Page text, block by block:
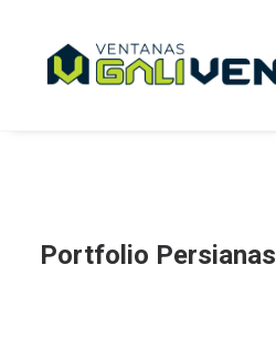
Portfolio Persianas